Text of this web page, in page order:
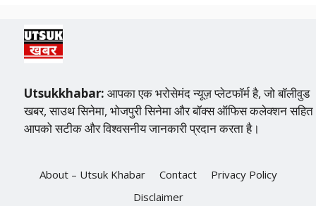
Utsukkhabar: आपका एक भरोसेमंद न्यूज़ प्लेटफॉर्म है, जो बॉलीवुड
खबर, साउथ सिनेमा, भोजपुरी सिनेमा और बॉक्स ऑफिस कलेक्शन सहित
आपको सटीक और विश्वसनीय जानकारी प्रदान करता है।
About – Utsuk Khabar Contact
Privacy Policy
Disclaimer